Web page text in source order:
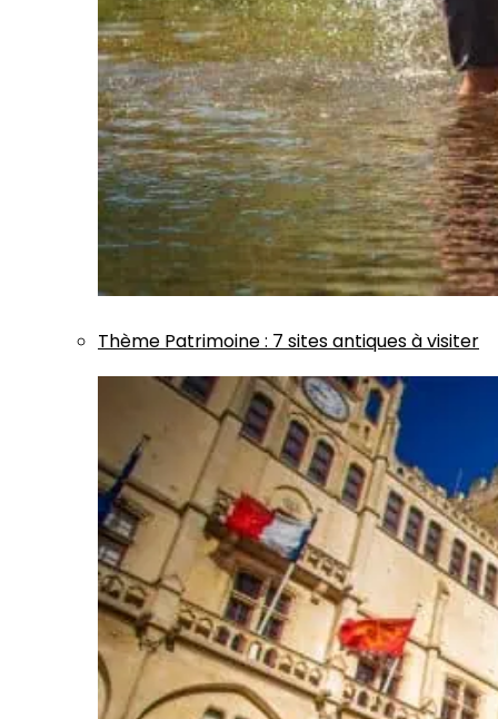
Thème Patrimoine: 7 sites antiques à visiter